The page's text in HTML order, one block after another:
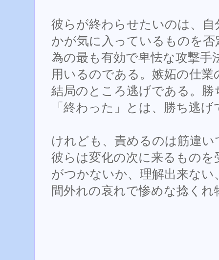
彼らが終わらせたいのは、
かが気に入っているものを
為の最も有効で卑怯な攻撃手
用いるのである。嫉妬の仕業
結局のところ逃げである。勝
「終わった」とは、勝ち逃
けれども、責めるのは筋違い
彼らは変化の次に来るもの
がつかないか、理解出来な
間外れの哀れで惨めな捻く